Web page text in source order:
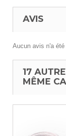
AVIS
Aucun avis n'a
17
MÊME